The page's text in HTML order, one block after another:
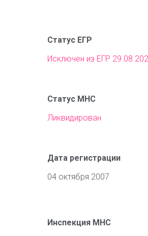
Статус ЕГР
Исключен из ЕГР
Статус МНС
Ликвидирован
Дата регистрации
04 октября 2007
Инспекция МНС